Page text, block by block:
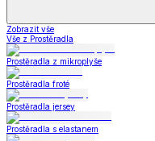
Zobrazit vše
Vše z Prostěradla
Prostěradla z mikroplyše
Prostěradla froté
Prostěradla jersey
Prostěradla s elastanem